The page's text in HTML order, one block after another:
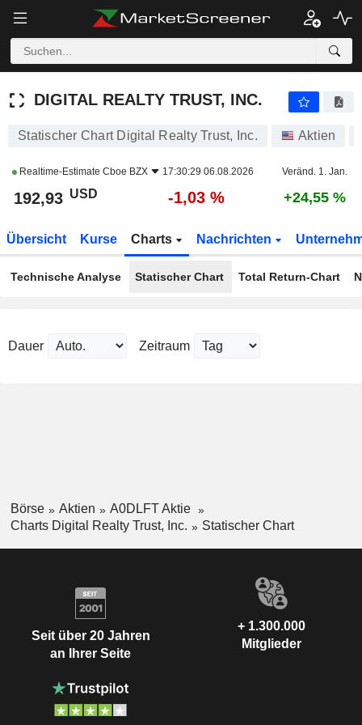
DIGITAL REALTY TRUST, INC.
Statischer Chart Digital Realty Trust, Inc. Aktien
Realtime-Estimate Cboe BZX 17:30:29 06.08.2026 Veränd. 1. Jan.
192,93 USD -1,03 % +24,55 %
Übersicht Kurse Charts Nachrichten
Technische Analyse Statischer Chart Total Return-Chart
Dauer Zeitraum
Börse Aktien
A0DLFT Aktie
Charts Digital Realty Trust, Inc.
Statischer Chart
Seit über 20 Jahren
an Ihrer Seite
+ 1.300.000
Mitglieder